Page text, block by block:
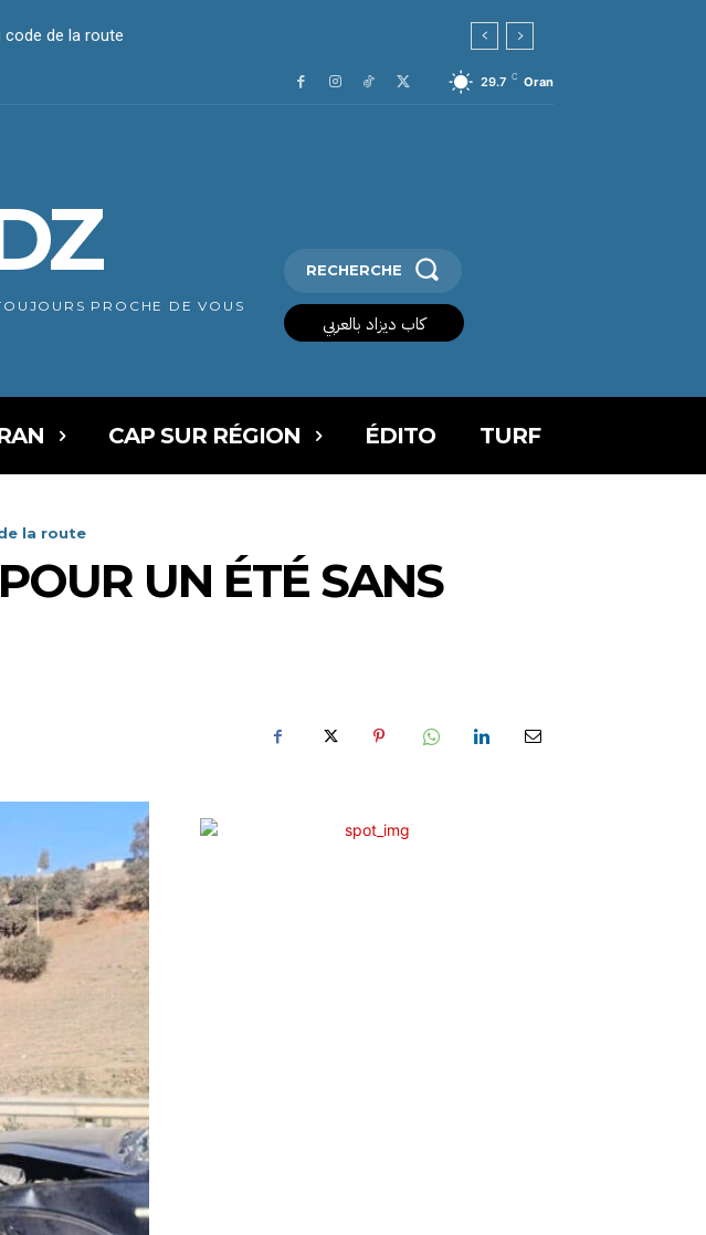
de la route
29.7 C Oran
PROCHE DE VOUS
RECHERCHE
كاب ديزاد بالعربي
CAP SUR RÉGION ÉDITO TURF
la route
UN ÉTÉ SANS